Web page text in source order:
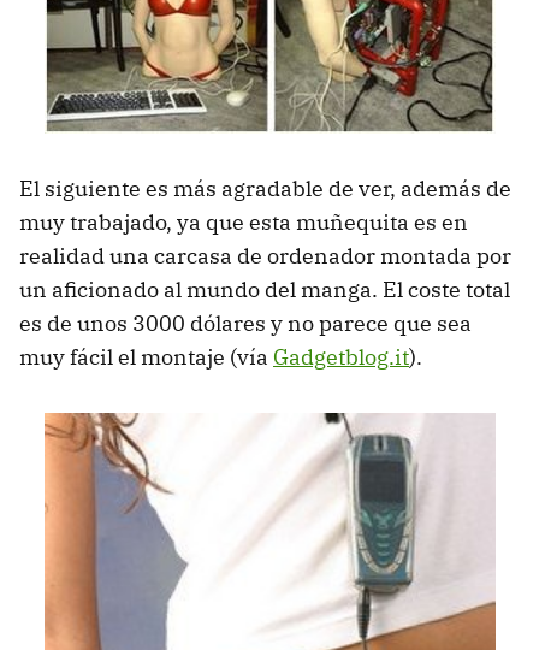
El siguiente es más agradable de ver, además de
muy trabajado, ya que esta muñequita es en
realidad una carcasa de ordenador montada por
un aficionado al mundo del manga. El coste total
es de unos 3000 dólares y no parece que sea
muy fácil el montaje (vía Gadgetblog.it).